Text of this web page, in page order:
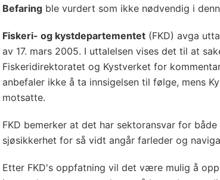
Befaring ble vurdert som ikke nødvendig i
Fiskeri- og kystdepartementet (FKD) avga
av 17. mars 2005. I uttalelsen vises det til at
Fiskeridirektoratet og Kystverket for
anbefaler ikke å ta innsigelsen til følge, mens
motsatte.
FKD bemerker at det har sektoransvar for
sjøsikkerhet for så vidt angår farleder og
Etter FKD's oppfatning vil det være mulig å